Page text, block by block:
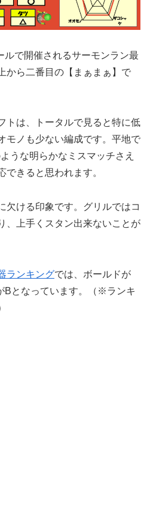
ルで開催されるサーモンラン最
から二番目の【まぁまぁ】で
トは、トータルで見ると特に低
モノも少ない編成です。平地で
うな明らかなミスマッチさえ
できると思われます。
欠ける印象です。グリルではコ
、上手くスタン出来ないことが
ランキングでは、ボールドが
Bとなっています。（※ランキ